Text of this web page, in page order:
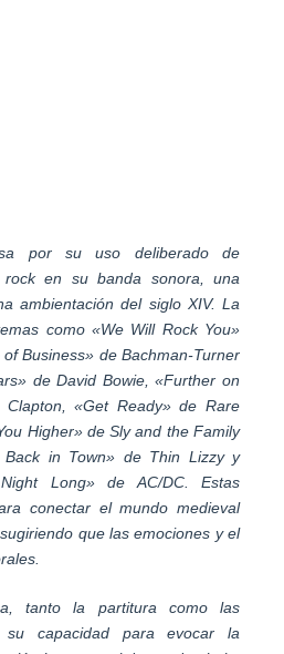
por su uso deliberado de
rock en su banda sonora, una
ambientación del siglo XIV. La
como «We Will Rock You»
of Business» de Bachman-Turner
de David Bowie, «Further on
«Get Ready» de Rare
Higher» de Sly and the Family
in Town» de Thin Lizzy y
Long» de AC/DC. Estas
conectar el mundo medieval
que las emociones y el
tanto la partitura como las
su capacidad para evocar la